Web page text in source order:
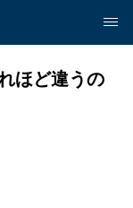
ほど違うの